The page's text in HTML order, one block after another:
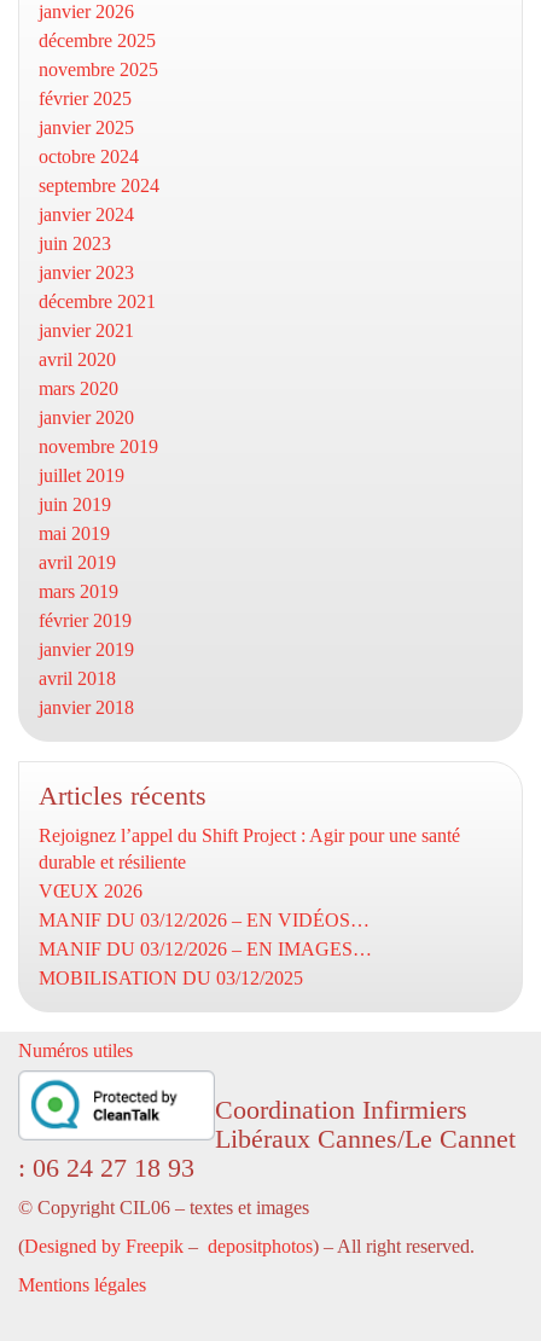
janvier 2026
décembre 2025
novembre 2025
février 2025
janvier 2025
octobre 2024
septembre 2024
janvier 2024
juin 2023
janvier 2023
décembre 2021
janvier 2021
avril 2020
mars 2020
janvier 2020
novembre 2019
juillet 2019
juin 2019
mai 2019
avril 2019
mars 2019
février 2019
janvier 2019
avril 2018
janvier 2018
Articles récents
Rejoignez l’appel du Shift Project : Agir pour une santé
durable et résiliente
VŒUX 2026
MANIF DU 03/12/2026 – EN VIDÉOS…
MANIF DU 03/12/2026 – EN IMAGES…
MOBILISATION DU 03/12/2025
Numéros utiles
Coordination Infirmiers
Libéraux Cannes/Le Cannet
: 06 24 27 18 93
© Copyright CIL06 – textes et images
(Designed by Freepik – depositphotos) – All right reserved.
Mentions légales